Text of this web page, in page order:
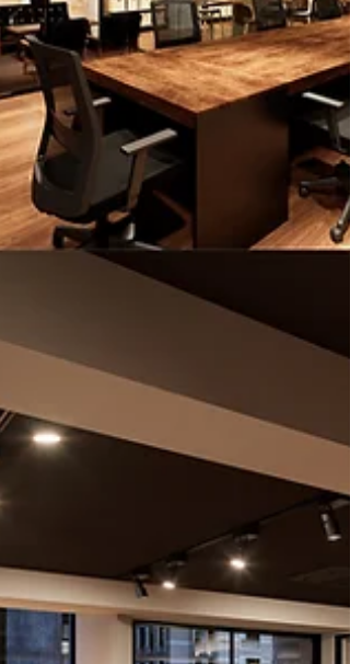
や「採用力強化」といった経営課題に対し、初期
のヒアリング内容の客観的整理、事例リサーチ、
デザインコンセプト立案から内装設計、そして完
成形が100%イメージできる3Dビジュアライズ（
止画パース・アニメーション）までをトータルで
サポートしています。 ときには企業様から直接
ときには